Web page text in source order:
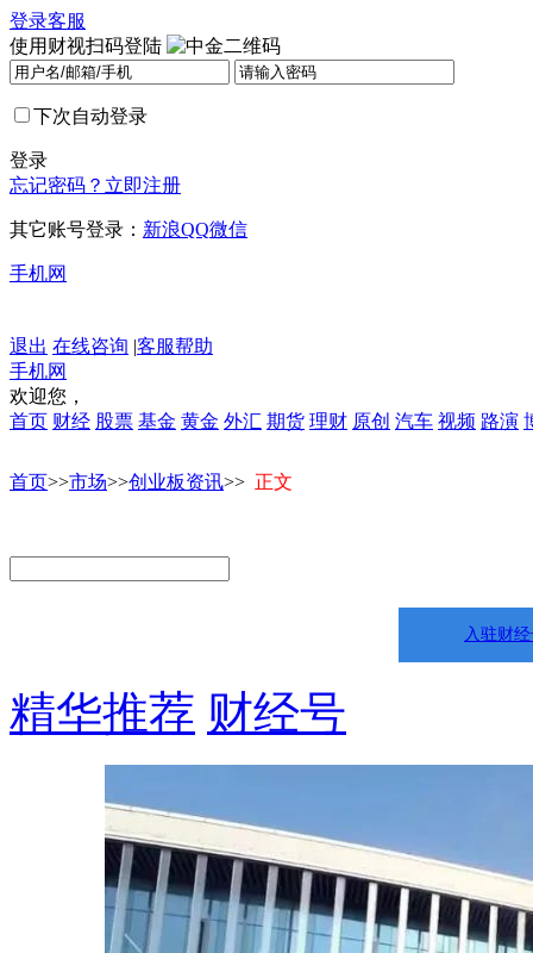
登录客服
使用财视扫码登陆
下次自动登录
登录
忘记密码？ 立即注册
其它账号登录： 新浪QQ微信
手机网
退出 在线咨询 |客服帮助
手机网
欢迎您，
首页 财经 股票 基金 黄金 外汇 期货 理财 原创 汽车 视频 路演
首页>>市场>>创业板资讯>> 正文
入驻财
精华推荐 财经号